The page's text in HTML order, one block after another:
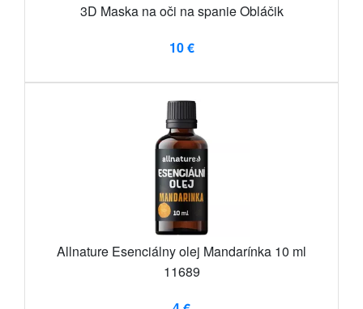
3D Maska na oči na spanie Obláčik
10 €
Allnature Esenciálny olej Mandarínka 10 ml
11689